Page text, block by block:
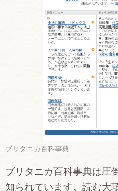
ブリタニカ百科事典
ブリタニカ百科事典は圧
知られています。読む大